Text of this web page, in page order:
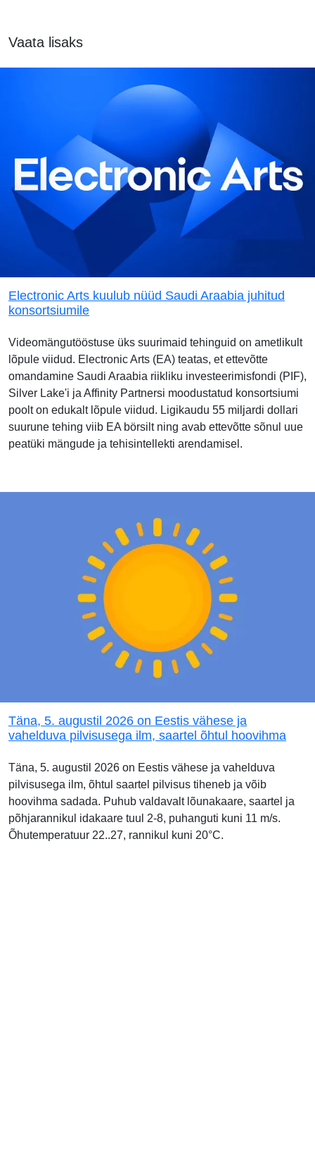
Vaata lisaks
Electronic Arts kuulub nüüd Saudi Araabia juhitud
konsortsiumile
Videomängutööstuse üks suurimaid tehinguid on ametlikult
lõpule viidud. Electronic Arts (EA) teatas, et ettevõtte
omandamine Saudi Araabia riikliku investeerimisfondi (PIF),
Silver Lake'i ja Affinity Partnersi moodustatud konsortsiumi
poolt on edukalt lõpule viidud. Ligikaudu 55 miljardi dollari
suurune tehing viib EA börsilt ning avab ettevõtte sõnul uue
peatüki mängude ja tehisintellekti arendamisel.
Täna, 5. augustil 2026 on Eestis vähese ja
vahelduva pilvisusega ilm, saartel õhtul hoovihma
Täna, 5. augustil 2026 on Eestis vähese ja vahelduva
pilvisusega ilm, õhtul saartel pilvisus tiheneb ja võib
hoovihma sadada. Puhub valdavalt lõunakaare, saartel ja
põhjarannikul idakaare tuul 2-8, puhanguti kuni 11 m/s.
Õhutemperatuur 22..27, rannikul kuni 20°C.